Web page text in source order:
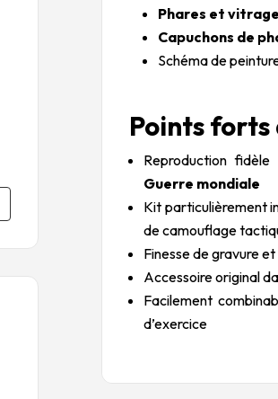
Phares et
Capuchons de
Schéma de
Points forts
Reproduction fidèle
Guerre mondiale
Kit particulièrement
de camouflage
Finesse de gravure
Accessoire original
Facilement
d’exercice